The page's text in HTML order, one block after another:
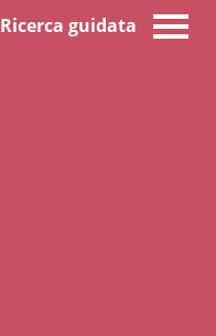
Ricerca guidata